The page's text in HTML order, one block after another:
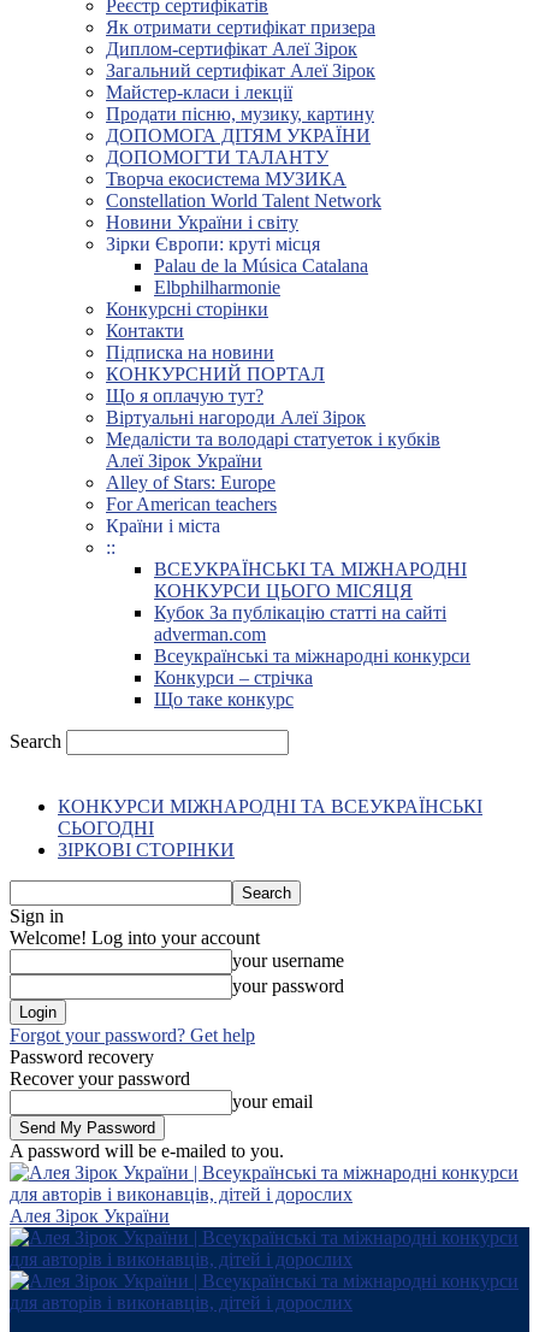
Реєстр сертифікатів
Як отримати сертифікат призера
Диплом-сертифікат Алеї Зірок
Загальний сертифікат Алеї Зірок
Майстер-класи і лекції
Продати пісню, музику, картину
ДОПОМОГА ДІТЯМ УКРАЇНИ
ДОПОМОГТИ ТАЛАНТУ
Творча екосистема МУЗИКА
Constellation World Talent Network
Новини України і світу
Зірки Європи: круті місця
Palau de la Música Catalana
Elbphilharmonie
Конкурсні сторінки
Контакти
Підписка на новини
КОНКУРСНИЙ ПОРТАЛ
Що я оплачую тут?
Віртуальні нагороди Алеї Зірок
Медалісти та володарі статуеток і кубків
Алеї Зірок України
Alley of Stars: Europe
For American teachers
Країни і міста
::
ВСЕУКРАЇНСЬКІ ТА МІЖНАРОДНІ
КОНКУРСИ ЦЬОГО МІСЯЦЯ
Кубок За публікацію статті на сайті
adverman.com
Всеукраїнські та міжнародні конкурси
Конкурси – стрічка
Що таке конкурс
Search
КОНКУРСИ МІЖНАРОДНІ ТА ВСЕУКРАЇНСЬКІ
СЬОГОДНІ
ЗІРКОВІ СТОРІНКИ
Sign in
Welcome! Log into your account
your username
your password
Forgot your password? Get help
Password recovery
Recover your password
your email
A password will be e-mailed to you.
Алея Зірок України